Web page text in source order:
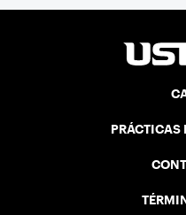
PRÁCTICAS